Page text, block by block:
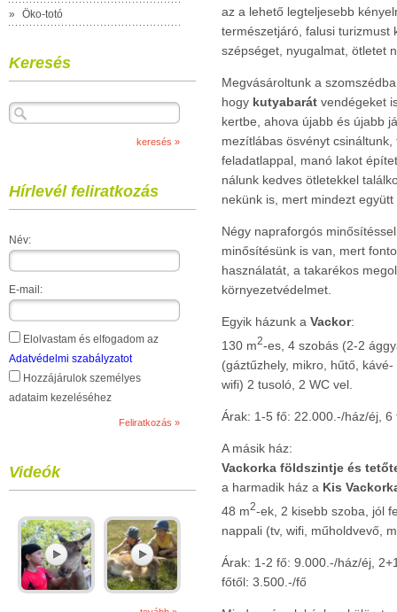
»
Öko-totó
Keresés
Hírlevél feliratkozás
Név:
E-mail:
Elolvastam és elfogadom az
Adatvédelmi szabályzatot
Hozzájárulok személyes
adataim kezeléséhez
Videók
az a lehető legteljesebb
természetjáró, falusi turizmust
szépséget, nyugalmat, ötletet
Megvásároltunk a
hogy kutyabarát vendégeket
kertbe, ahova újabb és újabb
mezítlábas ösvényt
feladatlappal, manó lakot
nálunk kedves ötletekkel
nekünk is, mert mindezt
Négy napraforgós
minősítésünk is van, mert
használatát, a takarékos
környezetvédelmet.
Egyik házunk a Vackor:
130 m2-es, 4 szobás (2-2
(gáztűzhely, mikro, hűtő,
wifi) 2 tusoló, 2 WC vel.
Árak: 1-5 fő: 22.000.-/ház/éj,
A másik ház:
Vackorka földszintje és
a harmadik ház a Kis
48 m2-ek, 2 kisebb szoba, jól
nappali (tv, wifi, műholdvevő,
Árak: 1-2 fő: 9.000.-/ház/éj,
főtől: 3.500.-/fő